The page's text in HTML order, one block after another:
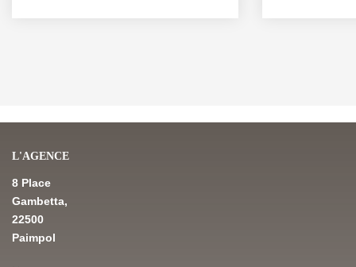
L'AGENCE
8 Place
Gambetta,
22500
Paimpol